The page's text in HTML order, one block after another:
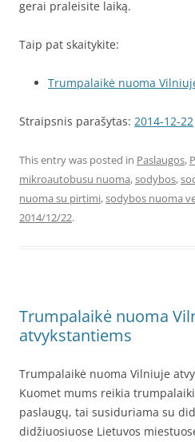
gerai praleisite laiką.
Taip pat skaitykite:
Trumpalaikė nuoma
Straipsnis parašytas: 2014-12-22
This entry was posted in Paslaugos,
mikroautobusu nuoma,sodybos,
nuoma su pirtimi,sodybos nuoma
2014/12/22.
Trumpalaikė nuoma
atvykstantiems
Trumpalaikė nuoma Vilniuje
Kuomet mums reikia
paslaugų, tai susiduriama su
didžiuosiuose Lietuvos